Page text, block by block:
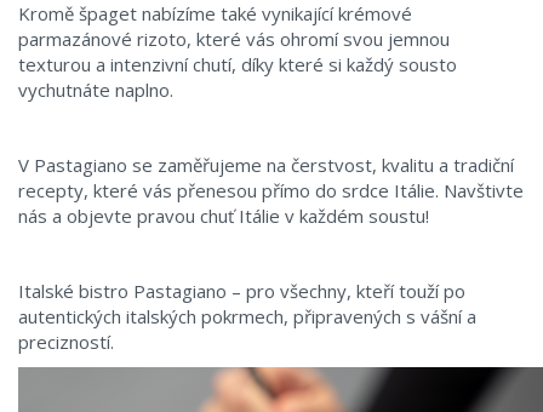
Kromě špaget nabízíme také vynikající krémové
parmazánové rizoto, které vás ohromí svou jemnou
texturou a intenzivní chutí, díky které si každý sousto
vychutnáte naplno.
V Pastagiano se zaměřujeme na čerstvost, kvalitu a tradiční
recepty, které vás přenesou přímo do srdce Itálie. Navštivte
nás a objevte pravou chuť Itálie v každém soustu!
Italské bistro Pastagiano – pro všechny, kteří touží po
autentických italských pokrmech, připravených s vášní a
precizností.